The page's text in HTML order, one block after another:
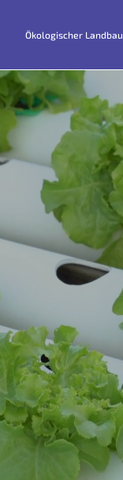
Ökologischer Landbau